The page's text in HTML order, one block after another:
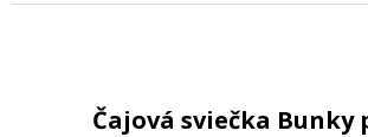
Čajová sviečka Bunky